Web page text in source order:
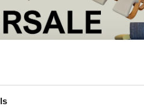
Wonen+ is gestart!